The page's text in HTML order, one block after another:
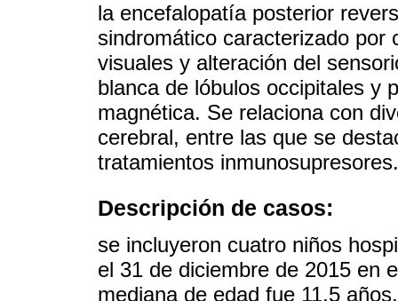
la encefalopatía posterior
sindromático caracterizado por
visuales y alteración del
blanca de lóbulos occipitales y
magnética. Se relaciona con
cerebral, entre las que se
tratamientos inmunosupresores.
Descripción de casos:
se incluyeron cuatro niños
el 31 de diciembre de 2015 en
mediana de edad fue 11,5